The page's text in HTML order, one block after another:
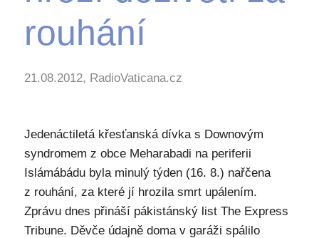
rouhání
21.08.2012, RadioVaticana.cz
Jedenáctiletá křesťanská dívka s Downovým
syndromem z obce Meharabadi na periferii
Islámábádu byla minulý týden (16. 8.) nařčena
z rouhání, za které jí hrozila smrt upálením.
Zprávu dnes přináší pákistánský list The Express
Tribune. Děvče údajně doma v garáži spálilo